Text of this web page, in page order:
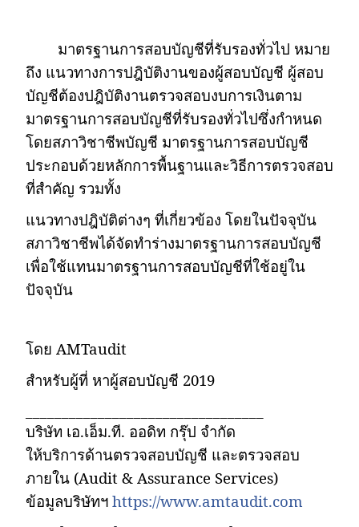
มาตรฐานการสอบบัญชีที่รับรองทั่วไป หมาย
ถึง แนวทางการปฎิบัติงานของผู้สอบบัญชี ผู้สอบ
บัญชีต้องปฎิบัติงานตรวจสอบงบการเงินตาม
มาตรฐานการสอบบัญชีที่รับรองทั่วไปซึ่งกำหนด
โดยสภาวิชาชีพบัญชี มาตรฐานการสอบบัญชี
ประกอบด้วยหลักการพื้นฐานและวิธีการตรวจสอบ
ที่สำคัญ รวมทั้ง
แนวทางปฎิบัติต่างๆ ที่เกี่ยวข้อง โดยในปัจจุบัน
สภาวิชาชีพได้จัดทำร่างมาตรฐานการสอบบัญชี
เพื่อใช้แทนมาตรฐานการสอบบัญชีที่ใช้อยู่ใน
ปัจจุบัน
โดย AMTaudit
สำหรับผู้ที่ หาผู้สอบบัญชี 2019
บริษัท เอ.เอ็ม.ที. ออดิท กรุ๊ป จำกัด
ให้บริการด้านตรวจสอบบัญชี และตรวจสอบ
ภายใน (Audit & Assurance Services)
ข้อมูลบริษัทฯ https://www.amtaudit.com